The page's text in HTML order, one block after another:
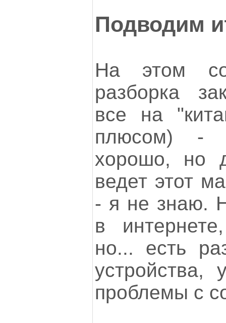
Подводим
На этом
разборка
все на
плюсом) -
хорошо, но
ведет этот
- я не знаю.
в
но... есть
устройства,
проблемы с